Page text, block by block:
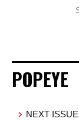
POPEYE
NEXT